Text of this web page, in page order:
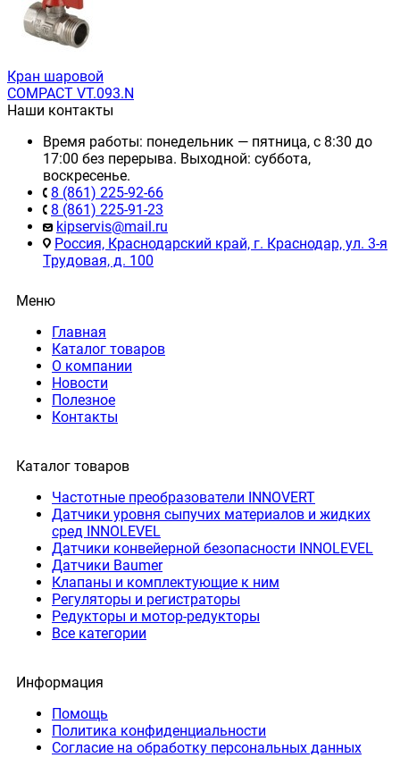
Кран шаровой
COMPACT VT.093.N
Наши контакты
Время работы: понедельник — пятница, с 8:30 до
17:00 без перерыва. Выходной: суббота,
воскресенье.
8 (861) 225-92-66
8 (861) 225-91-23
kipservis@mail.ru
Россия, Краснодарский край, г. Краснодар, ул. 3-я
Трудовая, д. 100
Меню
Главная
Каталог товаров
О компании
Новости
Полезное
Контакты
Каталог товаров
Частотные преобразователи INNOVERT
Датчики уровня сыпучих материалов и жидких
сред INNOLEVEL
Датчики конвейерной безопасности INNOLEVEL
Датчики Baumer
Клапаны и комплектующие к ним
Регуляторы и регистраторы
Редукторы и мотор-редукторы
Все категории
Информация
Помощь
Политика конфиденциальности
Согласие на обработку персональных данных